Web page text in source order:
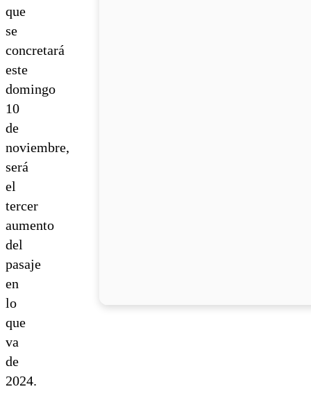
que
se
concretará
este
domingo
10
de
noviembre,
será
el
tercer
aumento
del
pasaje
en
lo
que
va
de
2024.